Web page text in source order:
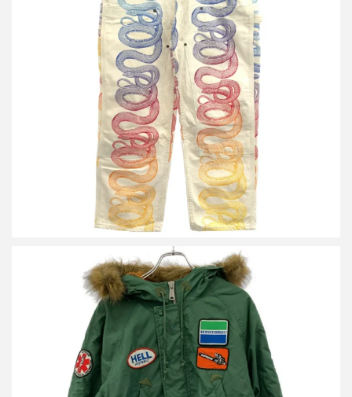
シュプリーム×ヒステリックグラマー 21SS Snake Double Knee
Denim Painter Pant スネークダブルニーペインターデニムパンツ
買取金額14,500円
詳しく見る
シュプリーム×ヒステリックグラマー 17AW N-3B PARKA 裏ボア
ミリタリーコート